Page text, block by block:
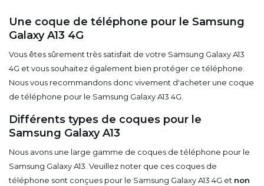
Une coque de téléphone pour le Samsung
Galaxy A13 4G
Vous êtes sûrement très satisfait de votre Samsung Galaxy A13
4G et vous souhaitez également bien protéger ce téléphone.
Nous vous recommandons donc vivement d'acheter une coque
de téléphone pour le Samsung Galaxy A13 4G.
Différents types de coques pour le
Samsung Galaxy A13
Nous avons une large gamme de coques de téléphone pour le
Samsung Galaxy A13. Veuillez noter que ces coques de
téléphone sont conçues pour le Samsung Galaxy A13 4G et non